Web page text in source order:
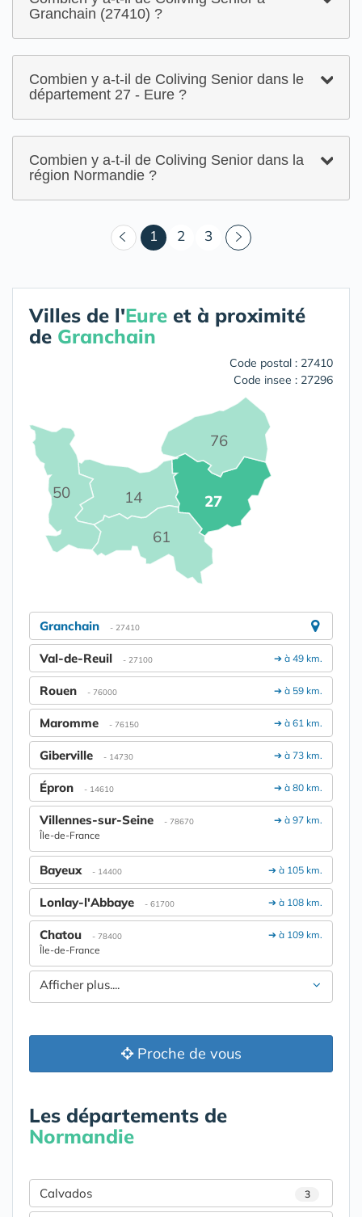
Granchain (27410) ?
Combien y a-t-il de Coliving Senior dans le
département 27 - Eure ?
Combien y a-t-il de Coliving Senior dans la
région Normandie ?
1 (courant)
2 3
Villes de l'Eure et à proximité
de Granchain
Code postal : 27410
Code insee : 27296
14 27
50
61
76
Granchain - 27410
➔ à 49 km.
Val-de-Reuil - 27100
➔ à 59 km.
Rouen - 76000
➔ à 61 km.
Maromme - 76150
➔ à 73 km.
Giberville - 14730
➔ à 80 km.
Épron - 14610
➔ à 97 km.
Villennes-sur-Seine - 78670
Île-de-France
➔ à 105 km.
Bayeux - 14400
➔ à 108 km.
Lonlay-l'Abbaye - 61700
➔ à 109 km.
Chatou - 78400
Île-de-France
Afficher plus....
Proche de vous
Les départements de
Normandie
Calvados 3